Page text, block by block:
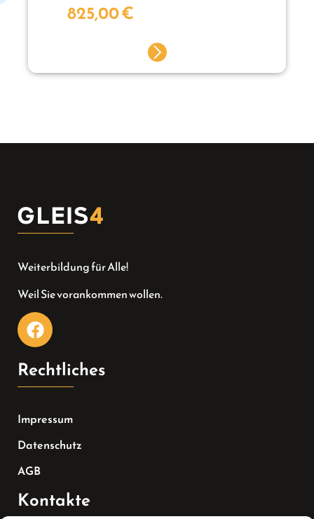
825,00€
Weiterbildung für Alle!
Weil Sie vorankommen wollen.
Rechtliches
Impressum
Datenschutz
AGB
Kontakte